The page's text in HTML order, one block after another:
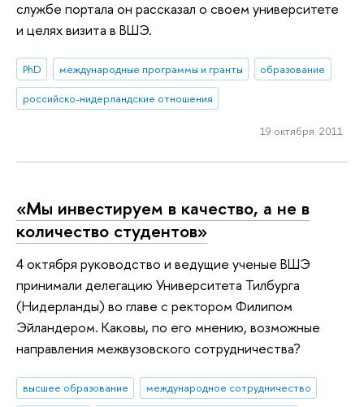
службе портала он рассказал о своем университете
и целях визита в ВШЭ.
PhD международные программы и гранты
образование
российско-нидерландские отношения
19 октября 2011
«Мы инвестируем в качество, а не в
количество студентов»
4 октября руководство и ведущие ученые ВШЭ
принимали делегацию Университета Тилбурга
(Нидерланды) во главе с ректором Филипом
Эйландером. Каковы, по его мнению, возможные
направления межвузовского сотрудничества?
высшее образование
международное сотрудничество